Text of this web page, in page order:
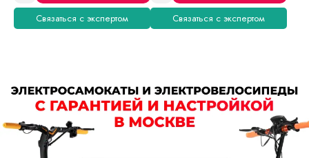
Связаться с экспертом Связаться с экспертом